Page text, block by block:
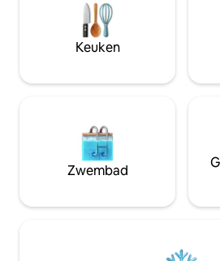
om de sfeer en ramen te bepalen die
een koele bries binnenlaten vanuit
prachtige Ngong-heuvels. Kast met
voldoende opbergruimte voor uw
Keuken
Zwembad